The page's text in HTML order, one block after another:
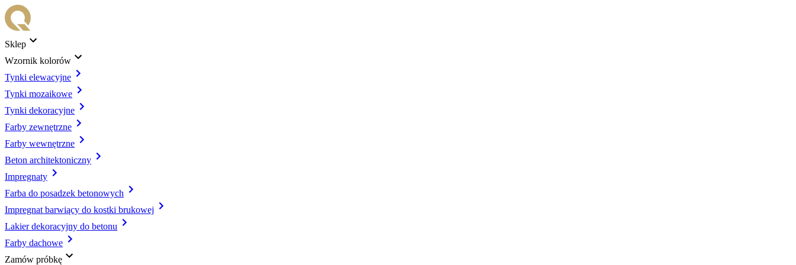
Sklep
Wzornik kolorów
Tynki elewacyjne
Tynki mozaikowe
Tynki dekoracyjne
Farby zewnętrzne
Farby wewnętrzne
Beton architektoniczny
Impregnaty
Farba do posadzek betonowych
Impregnat barwiący do kostki brukowej
Lakier dekoracyjny do betonu
Farby dachowe
Zamów próbkę